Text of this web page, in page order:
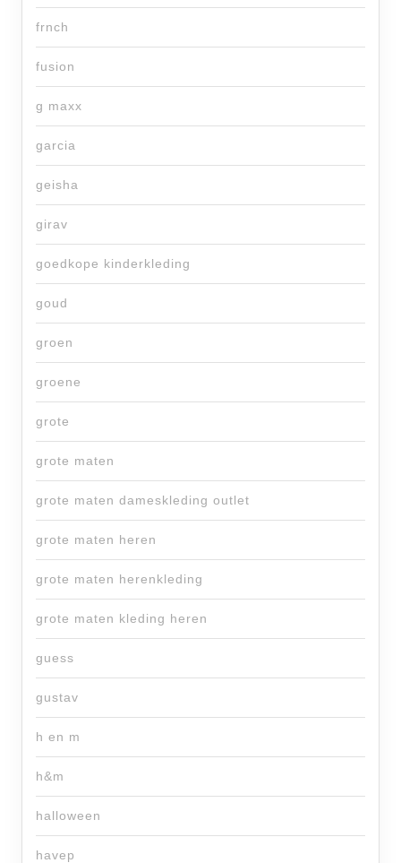
frnch
fusion
g maxx
garcia
geisha
girav
goedkope kinderkleding
goud
groen
groene
grote
grote maten
grote maten dameskleding outlet
grote maten heren
grote maten herenkleding
grote maten kleding heren
guess
gustav
h en m
h&m
halloween
havep